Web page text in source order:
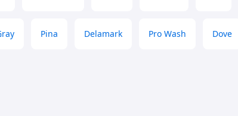
Pina Delamark Pro Wash Dove